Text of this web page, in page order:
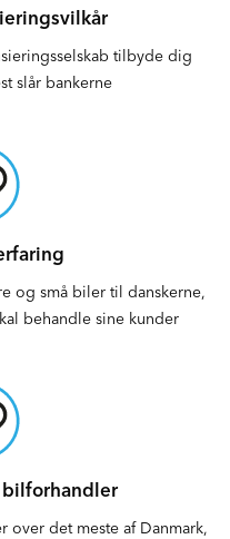
tilbyde dig
slår bankerne
og små biler til danskerne,
behandle sine kunder
bilforhandler
det meste af Danmark,